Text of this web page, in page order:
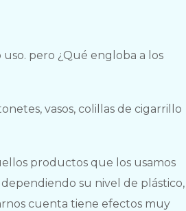
pero ¿Qué engloba a los
vasos, colillas de cigarrillo
productos que los usamos
su nivel de plástico,
cuenta tiene efectos muy